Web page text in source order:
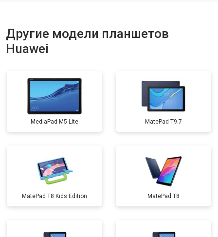
Другие модели планшетов
Huawei
MediaPad M5 Lite MatePad T9.7
MatePad T8 Kids Edition MatePad T8